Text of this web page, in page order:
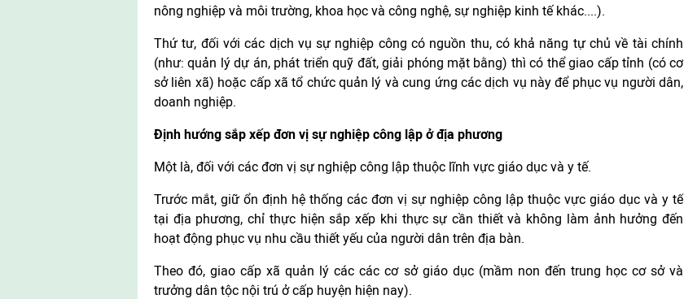
nông nghiệp và môi trường, khoa học và công nghệ, sự nghiệp kinh tế khác....).
Thứ tư, đối với các dịch vụ sự nghiệp công có nguồn thu, có khả năng tự chủ về tài chính
(như: quản lý dự án, phát triển quỹ đất, giải phóng mặt bằng) thì có thể giao cấp tỉnh (có cơ
sở liên xã) hoặc cấp xã tổ chức quản lý và cung ứng các dịch vụ này để phục vụ người dân,
doanh nghiệp.
Định hướng sắp xếp đơn vị sự nghiệp công lập ở địa phương
Một là, đối với các đơn vị sự nghiệp công lập thuộc lĩnh vực giáo dục và y tế.
Trước mắt, giữ ổn định hệ thống các đơn vị sự nghiệp công lập thuộc vực giáo dục và y tế
tại địa phương, chỉ thực hiện sắp xếp khi thực sự cần thiết và không làm ảnh hưởng đến
hoạt động phục vụ nhu cầu thiết yếu của người dân trên địa bàn.
Theo đó, giao cấp xã quản lý các các cơ sở giáo dục (mầm non đến trung học cơ sở và
trưởng dân tộc nội trú ở cấp huyện hiện nay).